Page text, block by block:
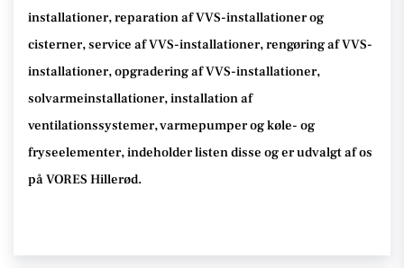
installationer, reparation af VVS-installationer og
cisterner, service af VVS-installationer, rengøring af VVS-
installationer, opgradering af VVS-installationer,
solvarmeinstallationer, installation af
ventilationssystemer, varmepumper og køle- og
fryseelementer, indeholder listen disse og er udvalgt af os
på VORES Hillerød.